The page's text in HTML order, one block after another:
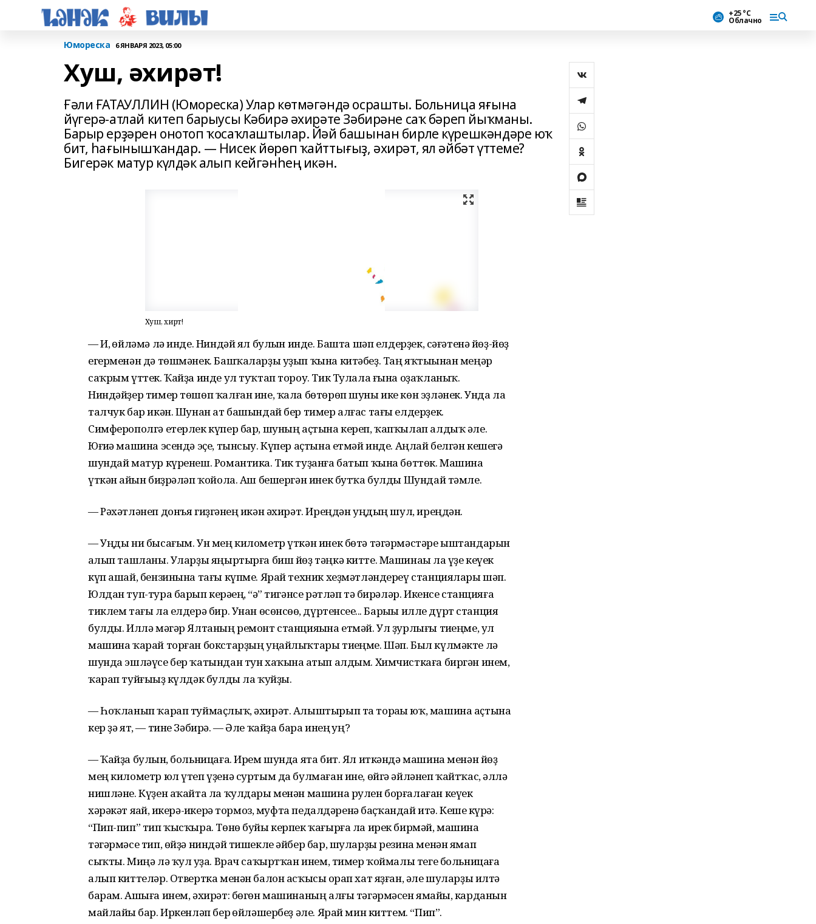
+25 °С
Облачно
Юмореска 6 ЯНВАРЯ 2023, 05:00
Хуш, әхирәт!
Ғәли ҒАТАУЛЛИН (Юмореска) Улар көтмәгәндә осрашты. Больница яғына
йүгерә-атлай китеп барыусы Кәбирә әхирәте Зәбирәне саҡ бәреп йыҡманы.
Барыр ерҙәрен онотоп ҡосаҡлаштылар. Йәй башынан бирле күрешкәндәре юҡ
бит, һағынышҡандар. — Нисек йөрөп ҡайттығыҙ, әхирәт, ял әйбәт үттеме?
Бигерәк матур күлдәк алып кейгәнһең икән.
Хуш, әхирәт!
— И, һөйләмә лә инде. Ниндәй ял булһын инде. Башта шәп елдерҙек, сәғәтенә йөҙ-йөҙ
егерменән дә төшмәнек. Башҡаларҙы уҙып ҡына китәбеҙ. Таң яҡтыһынан меңәр
саҡрым үттек. Ҡайҙа инде ул туҡтап тороу. Тик Тулала ғына оҙаҡланыҡ.
Ниндәйҙер тимер төшөп ҡалған ине, ҡала бөтөрөп шуны ике көн эҙләнек. Унда ла
талчук бар икән. Шунан ат башындай бер тимер алғас тағы елдерҙек.
Симферополгә етерлек күпер бар, шуның аҫтына кереп, ҡапҡылап алдыҡ әле.
Юғиһә машина эсендә эҫе, тынсыу. Күпер аҫтына етмәй инде. Аңлай белгән кешегә
шундай матур күренеш. Романтика. Тик туҙанға батып ҡына бөттөк. Машина
үткән һайын биҙрәләп ҡойола. Аш бешергән инек бутҡа булды Шундай тәмле.
— Рәхәтләнеп донъя гиҙгәнһең икән әхирәт. Иреңдән уңдың шул, иреңдән.
— Уңды ни бысағым. Ун мең километр үткән инек бөтә тәгәрмәстәре ыштандарын
һалып ташланы. Уларҙы яңыртырға биш йөҙ тәңкә китте. Машинаһы ла үҙе кеүек
күп ашай, бензинына тағы күпме. Ярай техник хеҙмәтләндереү станциялары шәп.
Юлдан туп-тура барып керәһең, “һә” тигәнсе рәтләп тә бирәләр. Икенсе станцияға
тиклем тағы ла елдерә бир. Унан өсөнсөһө, дүртенсеһе... Барыһы илле дүрт станция
булды. Иллә мәгәр Ялтаның ремонт станцияһына етмәй. Ул ҙурлығы тиһеңме, ул
машина ҡарай торған бокстарҙың уңайлыҡтары тиһеңме. Шәп. Был күлмәкте лә
шунда эшләүсе бер ҡатындан тун хаҡына һатып алдым. Химчисткаға биргән инем,
ҡарап туйғыһыҙ күлдәк булды ла ҡуйҙы.
— Һоҡланып ҡарап туймаҫлыҡ, әхирәт. Алыштырып та тораһы юҡ, машина аҫтына
кер ҙә ят, — тине Зәбирә. — Әле ҡайҙа бара инең һуң?
— Ҡайҙа булһын, больницаға. Ирем шунда ята бит. Ял иткәндә машина менән йөҙ
мең километр юл үтеп үҙенә суртым да булмаған ине, өйгә әйләнеп ҡайтҡас, әллә
нишләне. Күҙен аҡайта ла ҡулдары менән машина рулен борғалаған кеүек
хәрәкәт яһай, һикерә-һикерә тормоз, муфта педалдәренә баҫҡандай итә. Кеше күрһә:
“Пип-пип” тип ҡысҡыра. Төнө буйы керпек ҡағырға ла ирек бирмәй, машина
тәгәрмәсе тип, өйҙә ниндәй тишекле әйбер бар, шуларҙы резина менән ямап
сыҡты. Миңә лә ҡул һуҙа. Врач саҡыртҡан инем, тимер ҡоймалы теге больницаға
алып киттеләр. Отвертка менән балон асҡысы һорап хат яҙған, әле шуларҙы илтә
барам. Ашыға инем, әхирәт: бөгөн машинаның алғы тәгәрмәсен ямайһы, карданын
майлайһы бар. Иркенләп бер һөйләшербеҙ әле. Ярай мин киттем. “Пип”.